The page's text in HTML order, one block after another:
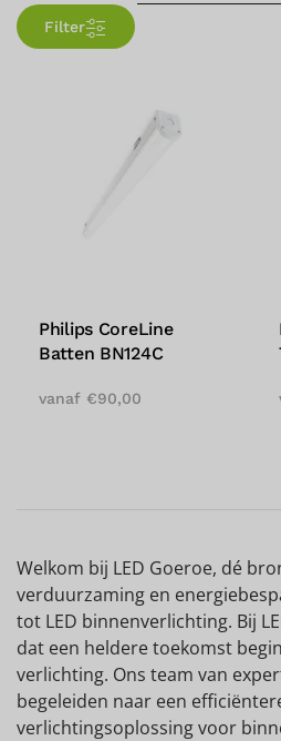
Filter
Philips CoreLine
Batten BN124C
vanaf €90,00
Welkom bij LED Goeroe, dé
verduurzaming en
tot LED binnenverlichting. Bij
dat een heldere toekomst
verlichting. Ons team van
begeleiden naar een
verlichtingsoplossing voor